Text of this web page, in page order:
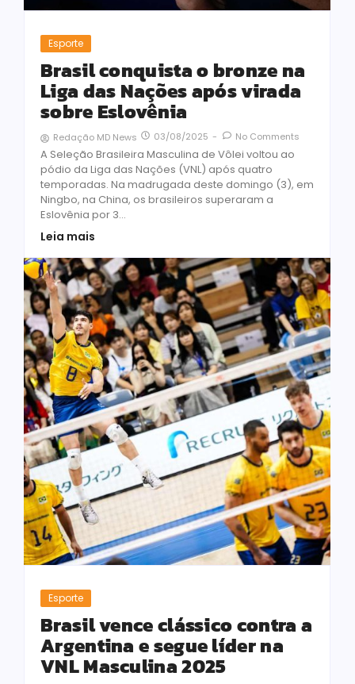
Esporte
Brasil conquista o bronze na
Liga das Nações após virada
sobre Eslovênia
Redação MD News 03/08/2025 - No Comments
A Seleção Brasileira Masculina de Vôlei voltou ao
pódio da Liga das Nações (VNL) após quatro
temporadas. Na madrugada deste domingo (3), em
Ningbo, na China, os brasileiros superaram a
Eslovênia por 3...
Leia mais
Esporte
Brasil vence clássico contra a
Argentina e segue líder na
VNL Masculina 2025